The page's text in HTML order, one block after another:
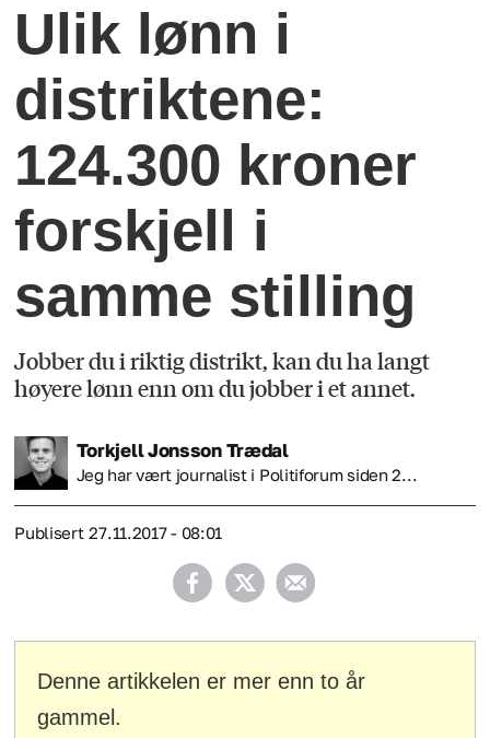
Ulik lønn i
distriktene:
124.300 kroner
forskjell i
samme stilling
Jobber du i riktig distrikt, kan du ha langt
høyere lønn enn om du jobber i et annet.
TorkjellJonsson Trædal
Jeg har vært journalist i Politiforum siden 2...
Publisert 27.11.2017 - 08:01
Denne artikkelen er mer enn to år
gammel.